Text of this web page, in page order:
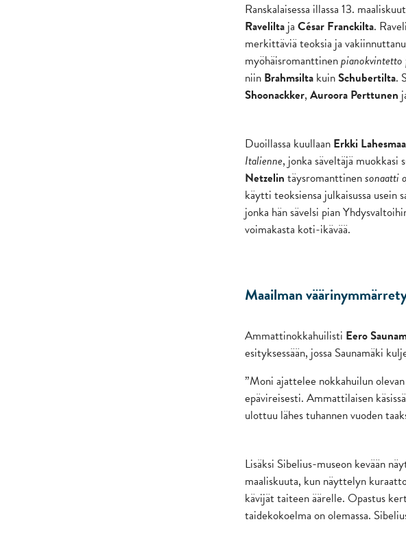
Ranskalaisessa illassa 13.
Ravelilta jaCésar Franckilta.
merkittäviä teoksia ja
myöhäisromanttinen
niin Brahmsilta kuinSchubertilta.
Shoonackker,Auroora Perttunen
Duoillassa kuullaan Erkki
Italienne, jonka säveltäjä muokkasi
Netzelin täysromanttinensonaatti
käytti teoksiensa julkaisussa usein
jonka hän sävelsi pian
voimakasta koti-ikävää.
Maailman
Ammattinokkahuilisti Eero
esityksessään, jossa Saunamäki
”Moni ajattelee nokkahuilun
epävireisesti. Ammattilaisen
ulottuu lähes tuhannen vuoden
Lisäksi Sibelius-museon kevään
maaliskuuta, kun näyttelyn
kävijät taiteen äärelle. Opastus
taidekokoelma on olemassa.